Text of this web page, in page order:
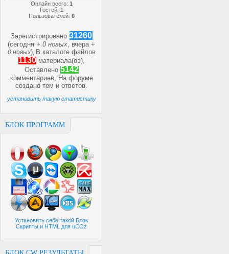
Онлайн всего: 1
Гостей: 1
Пользователей: 0
Зарегистрировано 31260
(сегодня +0 новых, вчера +
0 новых) В каталоге файлов
1130 материала(ов),
Оставлено 5142
комментариев, На форуме
созданотем иответов.
установить такую статистику
БЛОК ПРОГРАММ
Установить себе такой Блок
Скрипты и HTML для uCOz